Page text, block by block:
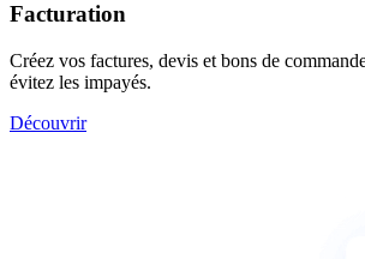
Facturation
Créez vos factures, devis et bons de
évitez les impayés.
Découvrir